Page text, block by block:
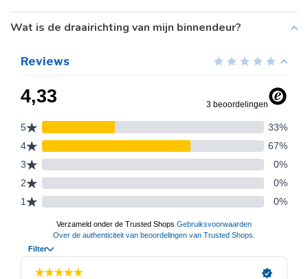
Wat is de draairichting van mijn binnendeur?
Reviews